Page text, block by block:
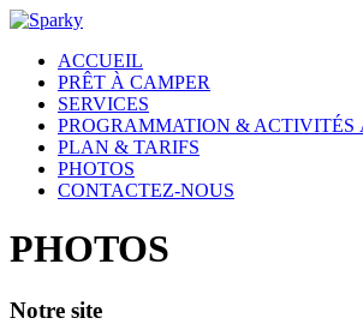
ACCUEIL
PRÊT À CAMPER
SERVICES
PROGRAMMATION & ACTIVITÉS
PLAN & TARIFS
PHOTOS
CONTACTEZ-NOUS
PHOTOS
Notre site